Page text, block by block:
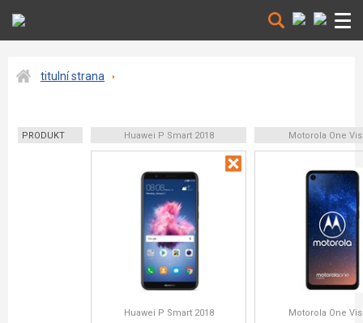
titulní strana
PRODUKT Huawei P Smart 2018 Motorola One
Huawei P Smart 2018 Motorola One